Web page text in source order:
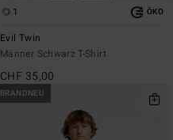
1 ÖKO
Evil Twin
Männer Schwarz T-Shirt
CHF 35,00
BRANDNEU